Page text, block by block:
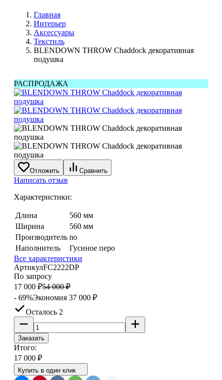
Главная
Интерьер
Аксессуары
Текстиль
BLENDOWN THROW Chaddock декоративная
подушка
РАСПРОДАЖА
Отложить Сравнить
Написать отзыв
Характеристики:
Длина
560 мм
Ширина
560 мм
Производитель no
Наполнитель
Гусиное перо
Все характеристики
АртикулFC2222DP
По запросу
17 000 ₽54 000 ₽
- 69%Экономия 37 000 ₽
Осталось 2
Заказать
Итого:
17 000 ₽
Купить в один клик